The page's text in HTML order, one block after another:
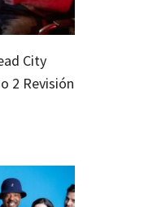
City
2 Revisión